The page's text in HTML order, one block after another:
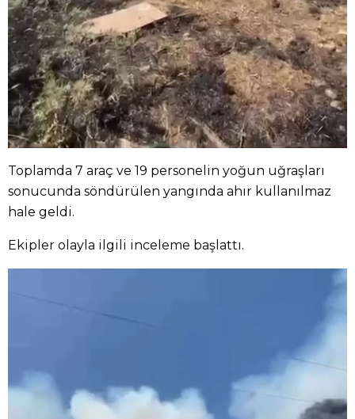
Toplamda 7 araç ve 19 personelin yoğun uğraşları
sonucunda söndürülen yangında ahır kullanılmaz
hale geldi.
Ekipler olayla ilgili inceleme başlattı.